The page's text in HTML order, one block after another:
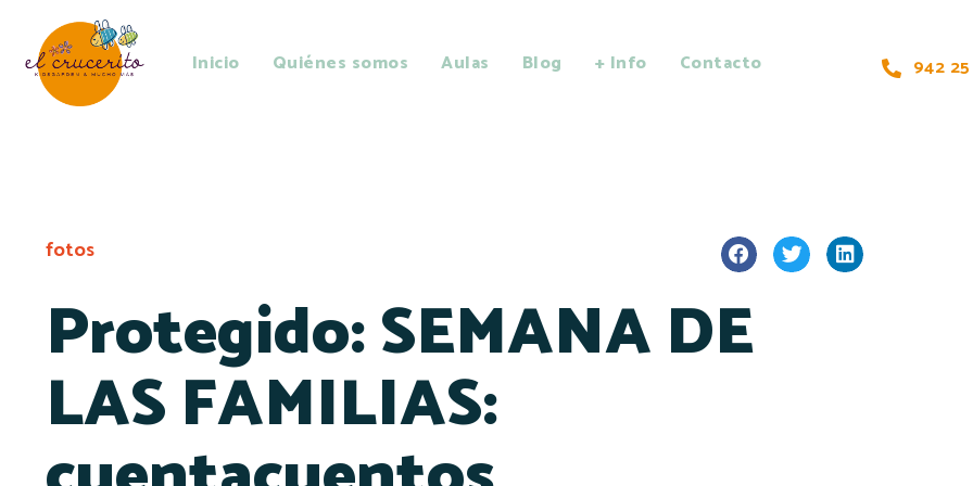
Inicio Quiénes somos Aulas Blog + Info Contacto 942
fotos
Protegido: SEMANA DE
LAS FAMILIAS: